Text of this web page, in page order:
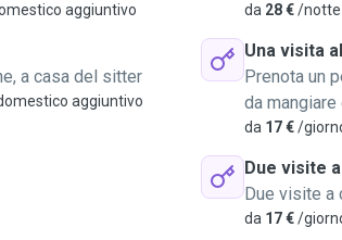
e mentalmente. Giocheremo un
quartiere ed esploreremo un grande
alimentari particolari o devono
soddisfare tutte le loro esigenze
aggiuntivo
a casa del sitter
aggiuntivo
da 28 €/notte
Una visita
Prenota un
da
da 17 €/
Due visite
Due visite a
da 17 €/